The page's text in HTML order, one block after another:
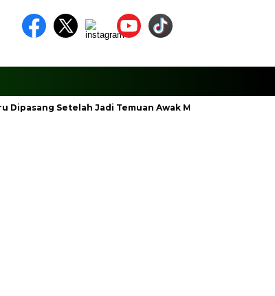
Dipasang Setelah Jadi Temuan Awak Media